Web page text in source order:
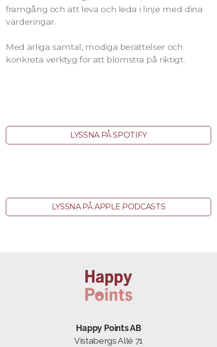
framgång och att leva och leda i linje med dina
värderingar.
Med ärliga samtal, modiga berättelser och
konkreta verktyg för att blomstra på riktigt.
LYSSNA PÅ SPOTIFY
LYSSNA PÅ APPLE PODCASTS
Happy Points AB
Vistabergs Allé 71